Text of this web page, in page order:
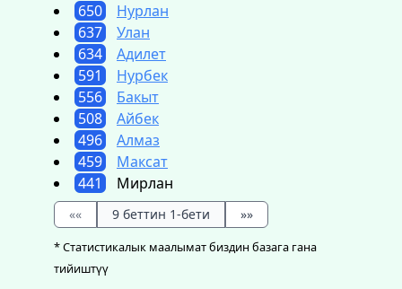
650
Нурлан
637
Улан
634
Адилет
591
Нурбек
556
Бакыт
508
Айбек
496
Алмаз
459
Максат
441
Мирлан
«« 9 беттин 1-бети »»
* Статистикалык маалымат биздин базага гана
тийиштүү